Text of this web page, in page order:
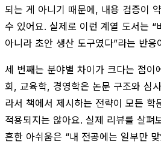
되는 게 아니기 때문에, 내용 검증이
수 있어요. 실제로 이런 계열 도서는 “
아니라 초안 생산 도구였다”라는 반응
세 번째는 분야별 차이가 크다는 점이
회, 교육학, 경영학은 논문 구조와 심
라서 책에서 제시하는 전략이 모든 학
적용되지는 않아요. 실제 리뷰를 살펴
흔한 아쉬움은 “내 전공에는 일부만